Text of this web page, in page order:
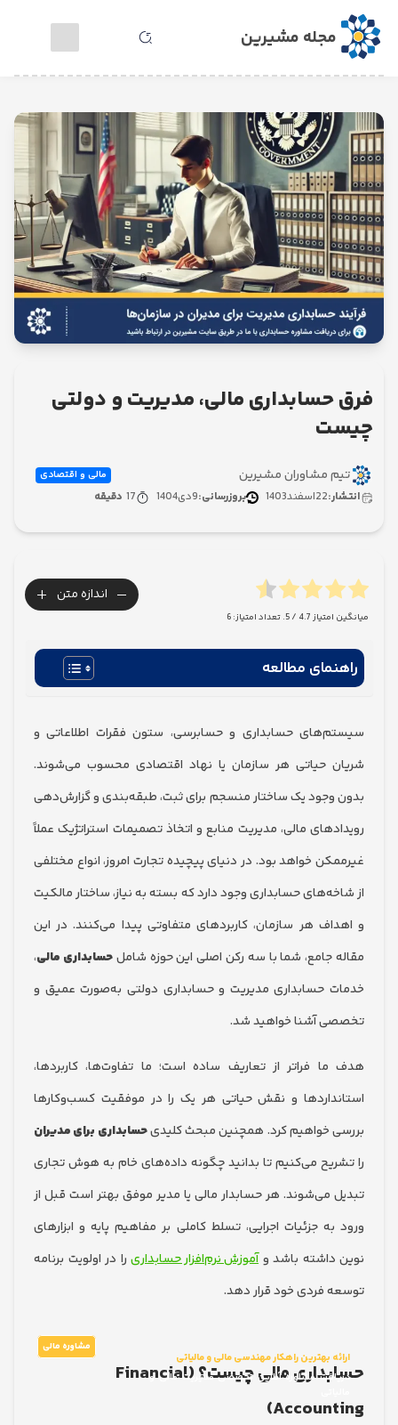
مجله مشیرین
آنلاین
مالی، مدیریت و دولتی
مشاوران مشیرین مالی و اقتصادی
اسفند1403 بروزرسانی: 9دی1404
17 دقیقه
اندازه متن +
4.7/ 5. تعداد امتیاز: 6
مطالعه
حسابداری و حسابرسی، ستون فقرات اطلاعاتی و
حیاتی هر سازمان یا نهاد اقتصادی محسوب می‌شوند.
یک ساختار منسجم برای ثبت، طبقه‌بندی و گزارش‌دهی
مالی، مدیریت منابع و اتخاذ تصمیمات استراتژیک عملاً
خواهد بود. در دنیای پیچیده تجارت امروز، انواع مختلفی
حسابداری وجود دارد که بسته به نیاز، ساختار مالکیت
هر سازمان، کاربردهای متفاوتی پیدا می‌کنند. در این
جامع، شما با سه رکن اصلی این حوزه شاملحسابداری مالی،
حسابداری مدیریت و حسابداری دولتی به‌صورت عمیق و
آشنا خواهید شد.
فراتر از تعاریف ساده است؛ ما تفاوت‌ها، کاربردها،
و نقش حیاتی هر یک را در موفقیت کسب‌وکارها
خواهیم کرد. همچنین مبحث کلیدیحسابداری برای مدیران
می‌کنیم تا بدانید چگونه داده‌های خام به هوش تجاری
می‌شوند. هر حسابدار مالی یا مدیر موفق بهتر است قبل از
جزئیات اجرایی، تسلط کاملی بر مفاهیم پایه و ابزارهای
داشته باشد وآموزش نرم‌افزار حسابداریرا در اولویت برنامه
فردی خود قرار دهد.
بهترین راهکار مهندسی مالی و مالیاتی
مشاوره آنلاین تخصصی مدیریت مالی و
حسابداری مالی چیست؟ (Financial